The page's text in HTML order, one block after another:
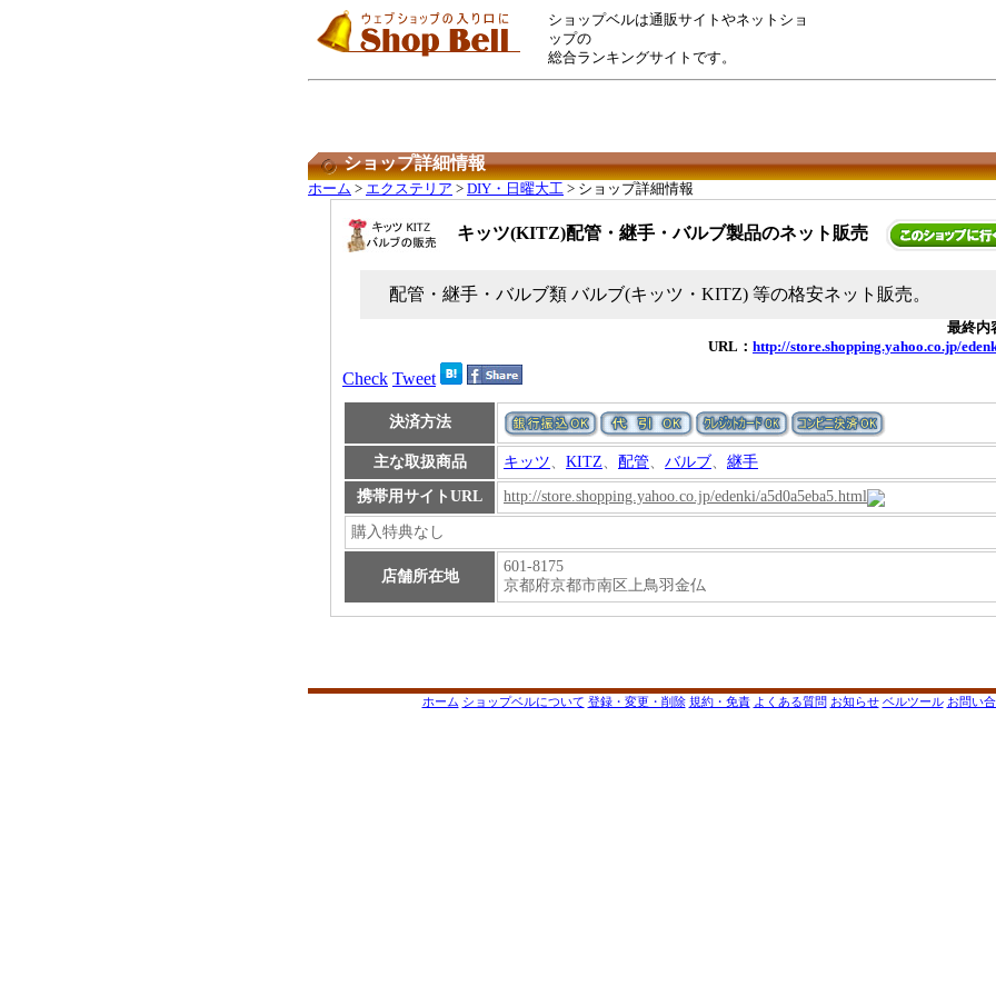
ショップベルは通販サイトやネットショ
ップの
総合ランキングサイトです。
ショップ詳細情報
ホーム > エクステリア > DIY・日曜大工 > ショップ詳細情報
キッツ(KITZ)配管・継手・バルブ製品のネット販売
配管・継手・バルブ類 バルブ(キッツ・KITZ) 等の格安ネット販売。
最終内
URL： http://store.shopping.yahoo.co.jp/
Check Tweet
決済方法
主な取扱商品 キッツ、 KITZ、 配管、 バルブ、 継手
携帯用サイトURL http://store.shopping.yahoo.co.jp/edenki/a5d0a5eba5.html
購入特典なし
店舗所在地
601-8175
京都府京都市南区上鳥羽金仏
ホーム ショップベルについて 登録・変更・削除 規約・免責 よくある質問 お知らせ ベルツール お問い